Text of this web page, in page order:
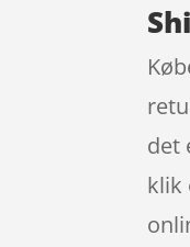
det
klik